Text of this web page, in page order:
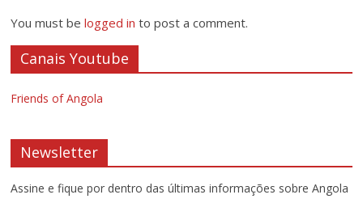
You must belogged in to post a comment.
Canais Youtube
Friends of Angola
Newsletter
Assine e fique por dentro das últimas informações sobre Angola